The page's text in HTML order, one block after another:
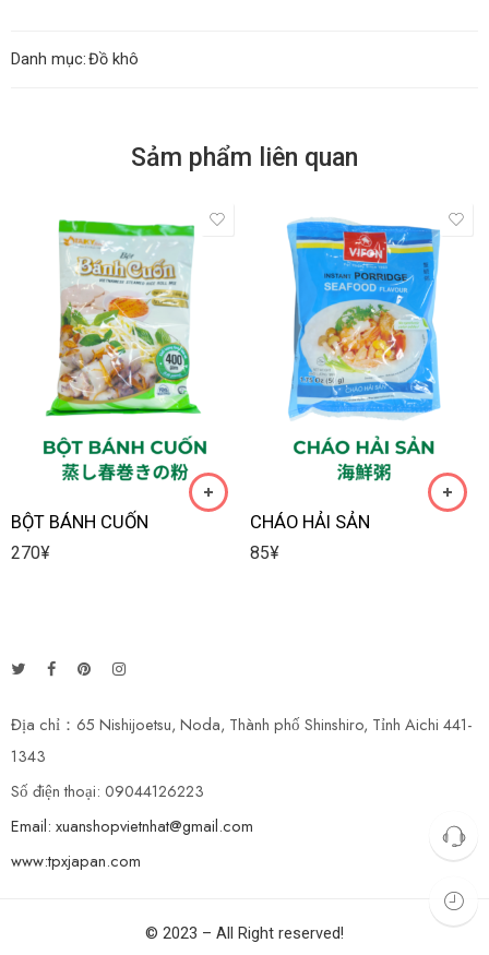
Danh mục:Đồ khô
Sảm phẩm liên quan
BỘT BÁNH CUỐN
270¥
CHÁO HẢI SẢN
85¥
Địa chỉ：65 Nishijoetsu, Noda, Thành phố Shinshiro, Tỉnh Aichi 441-
1343
Số điện thoại: 09044126223
Email: xuanshopvietnhat@gmail.com
www:tpxjapan.com
© 2023 – All Right reserved!